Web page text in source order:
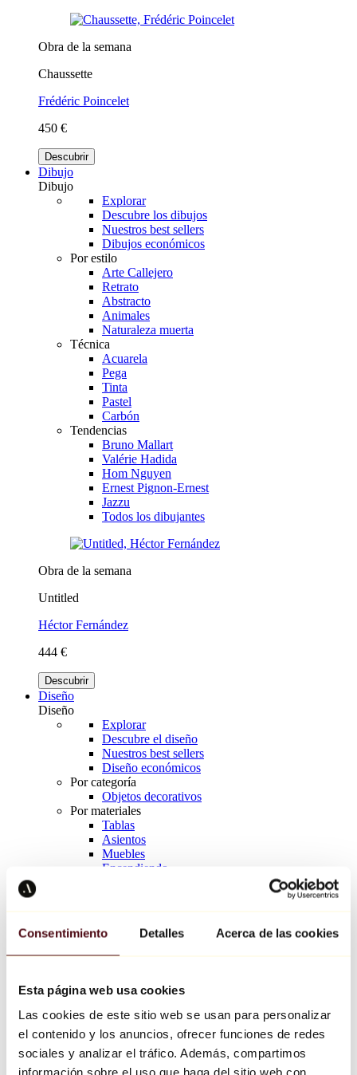
Consentimiento Detalles Acerca de las cookies
Esta página web usa cookies
Las cookies de este sitio web se usan para personalizar
el contenido y los anuncios, ofrecer funciones de redes
sociales y analizar el tráfico. Además, compartimos
información sobre el uso que haga del sitio web con
Obra de la semana
Chaussette
Frédéric Poincelet
450 €
Descubrir
Dibujo
Dibujo
Explorar
Descubre los dibujos
Nuestros best sellers
Dibujos económicos
Por estilo
Arte Callejero
Retrato
Abstracto
Animales
Naturaleza muerta
Técnica
Acuarela
Pega
Tinta
Pastel
Carbón
Tendencias
Bruno Mallart
Valérie Hadida
Hom Nguyen
Ernest Pignon-Ernest
Jazzu
Todos los dibujantes
Obra de la semana
Untitled
Héctor Fernández
444 €
Descubrir
Diseño
Diseño
Explorar
Descubre el diseño
Nuestros best sellers
Diseño económicos
Por categoría
Objetos decorativos
Por materiales
Tablas
Asientos
Muebles
Encendiendo
Richard Orlinski
Keith Haring
Jeff Koons
Jean-Michel Basquiat
Todos los diseñadores
Obra de la semana